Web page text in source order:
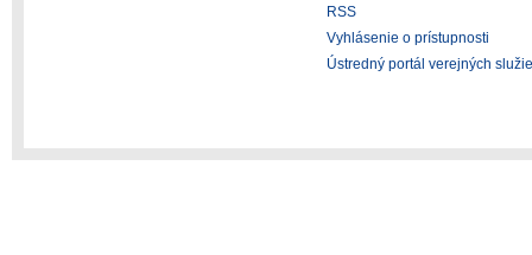
RSS
Vyhlásenie o prístupnosti
Ústredný portál verejných